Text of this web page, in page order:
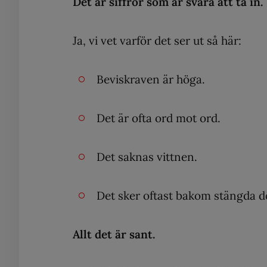
Ja, vi vet varför det ser ut så här:
Beviskraven är höga.
Det är ofta ord mot ord.
Det saknas vittnen.
Det sker oftast bakom stängda
Allt det är sant.